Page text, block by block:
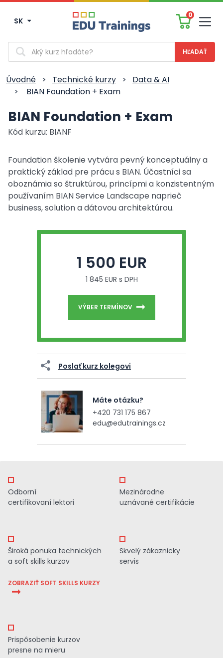
SK
0
Vyhľadávanie
Úvodné > Technické kurzy >
Data & AI
>
BIAN Foundation + Exam
BIAN Foundation + Exam
Kód kurzu: BIANF
Foundation školenie vytvára pevný konceptuálny a
praktický základ pre prácu s BIAN. Účastníci sa
oboznámia so štruktúrou, princípmi a konzistentným
používaním BIAN Service Landscape naprieč
business, solution a dátovou architektúrou.
1 500 EUR
1 845 EUR s DPH
VÝBER TERMÍNOV
Poslať kurz kolegovi
Máte otázku?
+420 731 175 867
edu@edutrainings.cz
Odborní
certifikovaní lektori
Mezinárodne
uznávané certifikácie
Široká ponuka technických
a soft skills kurzov
ZOBRAZIŤ SOFT SKILLS KURZY
Skvelý zákaznicky
servis
Prispôsobenie kurzov
presne na mieru